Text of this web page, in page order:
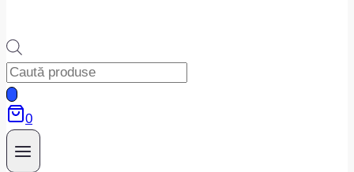
Products
search
0